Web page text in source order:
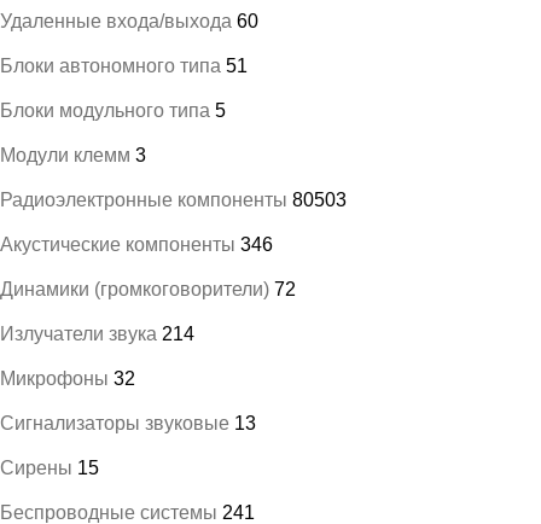
Удаленные входа/выхода 60
Блоки автономного типа 51
Блоки модульного типа 5
Модули клемм 3
Радиоэлектронные компоненты 80503
Акустические компоненты 346
Динамики (громкоговорители) 72
Излучатели звука 214
Микрофоны 32
Сигнализаторы звуковые 13
Сирены 15
Беспроводные системы 241